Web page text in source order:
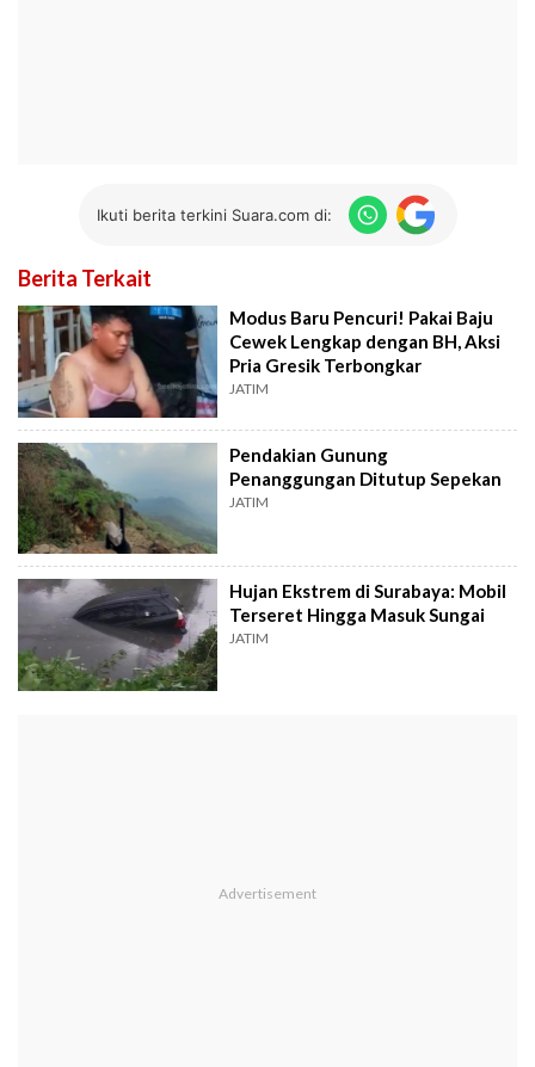
Ikuti berita terkini Suara.com di:
Berita Terkait
Modus Baru Pencuri! Pakai Baju
Cewek Lengkap dengan BH, Aksi
Pria Gresik Terbongkar
JATIM
Pendakian Gunung
Penanggungan Ditutup Sepekan
JATIM
Hujan Ekstrem di Surabaya: Mobil
Terseret Hingga Masuk Sungai
JATIM